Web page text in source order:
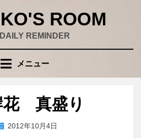
ROOM
REMINDER
メニュー
花 真盛り
投稿者wad
2012年10月4日